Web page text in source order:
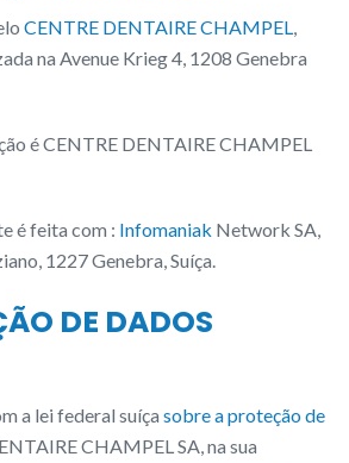
CENTRE DENTAIRE CHAMPEL
na Avenue Krieg 4, 1208 Genebra
é CENTRE DENTAIRE CHAMPEL
é feita com : Infomaniak Network SA,
1227 Genebra, Suíça.
DE DADOS
a lei federal suíça sobre a proteção de
CHAMPEL SA, na sua